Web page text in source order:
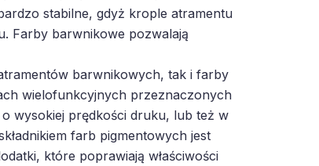
stabilne, gdyż krople atramentu
Farby barwnikowe pozwalają
barwnikowych, tak i farby
wielofunkcyjnych przeznaczonych
wysokiej prędkości druku, lub też w
farb pigmentowych jest
które poprawiają właściwości